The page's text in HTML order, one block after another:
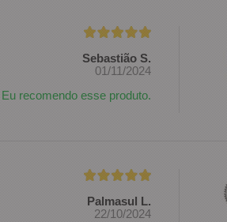
Sebastião S.
01/11/2024
Eu recomendo esse produto.
Palmasul L.
22/10/2024